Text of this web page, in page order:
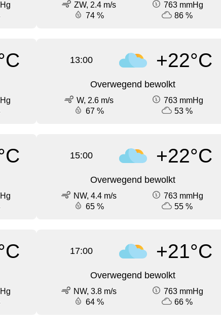
ZW, 2.4 m/s
763 mmHg
74 %
86 %
13:00 +22°C
Overwegend bewolkt
W, 2.6 m/s
763 mmHg
67 %
53 %
15:00 +22°C
Overwegend bewolkt
NW, 4.4 m/s
763 mmHg
65 %
55 %
17:00 +21°C
Overwegend bewolkt
NW, 3.8 m/s
763 mmHg
64 %
66 %